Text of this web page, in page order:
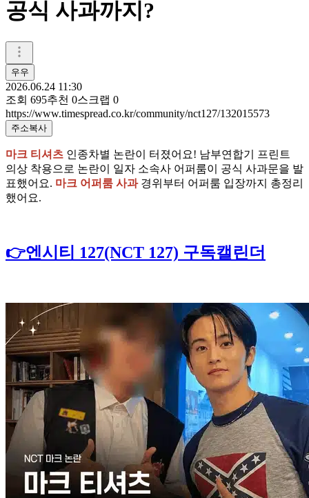
공식 사과까지?
우우
2026.06.24 11:30
조회 695추천 0스크랩 0
https://www.timespread.co.kr/community/nct127/132015573
주소복사
마크 티셔츠 인종차별 논란이 터졌어요! 남부연합기 프린트
의상 착용으로 논란이 일자 소속사 어퍼룸이 공식 사과문을 발
표했어요. 마크 어퍼룸 사과경위부터 어퍼룸 입장까지 총정리
했어요.
👉엔시티 127(NCT 127) 구독캘린더